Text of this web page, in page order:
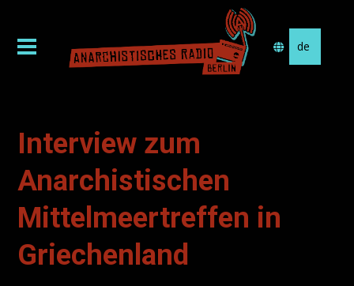
auswählen
Interview zum
Anarchistischen
Mittelmeertreffen in
Griechenland